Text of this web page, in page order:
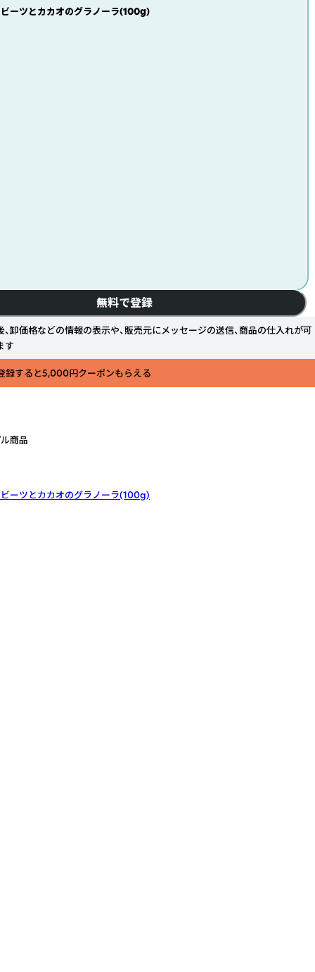
ーツとカカオのグラノーラ(100g)
無料で登録
、卸価格などの情報の表示や、販売元にメッセージの送信、商品の仕入れが可
す
登録すると5,000円クーポンもらえる
商品
ーツとカカオのグラノーラ(100g)